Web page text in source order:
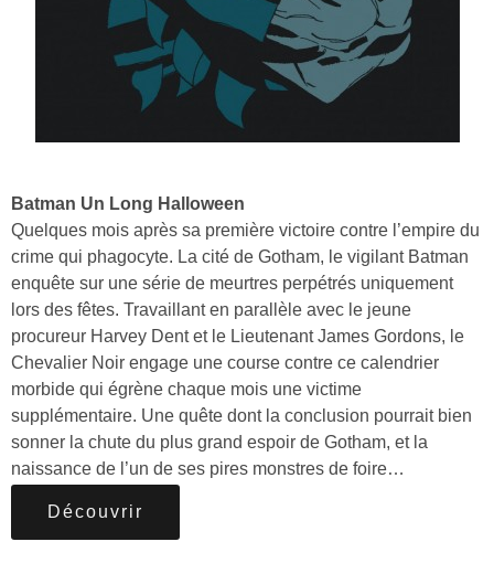
Batman Un Long Halloween
Quelques mois après sa première victoire contre l’empire du
crime qui phagocyte. La cité de Gotham, le vigilant Batman
enquête sur une série de meurtres perpétrés uniquement
lors des fêtes. Travaillant en parallèle avec le jeune
procureur Harvey Dent et le Lieutenant James Gordons, le
Chevalier Noir engage une course contre ce calendrier
morbide qui égrène chaque mois une victime
supplémentaire. Une quête dont la conclusion pourrait bien
sonner la chute du plus grand espoir de Gotham, et la
naissance de l’un de ses pires monstres de foire…
Découvrir